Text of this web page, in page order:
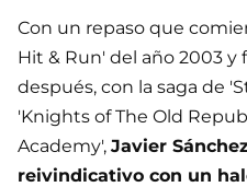
Con un repaso que
Hit & Run' del año 2003
después, con la saga de
'Knights of The Old
Academy', Javier
reivindicativo con un